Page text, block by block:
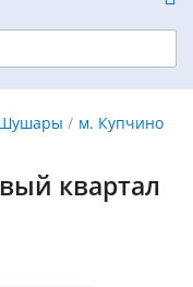
м. Купчино
квартал